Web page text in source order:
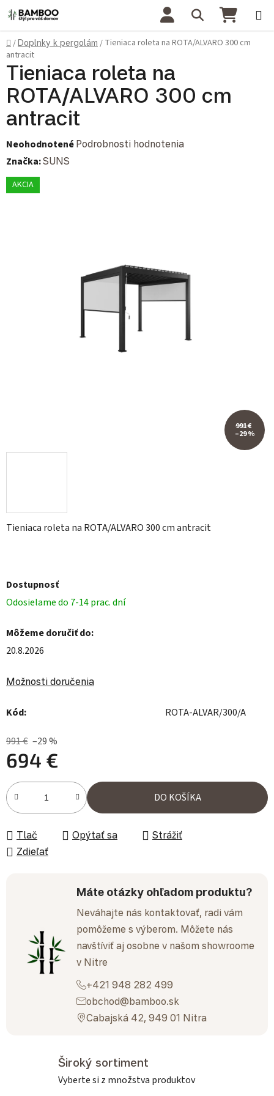
Prejsť na obsah Hľadať
Domov
/Doplnky k pergolám / Tieniaca roleta na ROTA/ALVARO 300 cm
antracit
Tieniaca roleta na ROTA/ALVARO 300 cm antracit
Dostupnosť
Odosielame do 7-14 prac. dní
Môžeme doručiť do:
20.8.2026
Možnosti doručenia
Kód: ROTA-ALVAR/300/A
991 € –29 %
694 €
Jednotková cena:
DO KOŠÍKA
Tlač Opýtať sa
Strážiť
Zdieľať
Máte otázky ohľadom produktu?
Neváhajte nás kontaktovať, radi vám
pomôžeme s výberom. Môžete nás
navštíviť aj osobne v našom showroome
v Nitre
+421 948 282 499
obchod@bamboo.sk
Cabajská 42, 949 01 Nitra
Tieniaca roleta na
ROTA/ALVARO 300 cm
antracit
Priemerné hodnotenie produktu je 0,0 z 5 hviezdičiek.
Neohodnotené Podrobnosti hodnotenia
Značka:SUNS
AKCIA
991 €
–29 %
Široký sortiment
Vyberte si z množstva produktov